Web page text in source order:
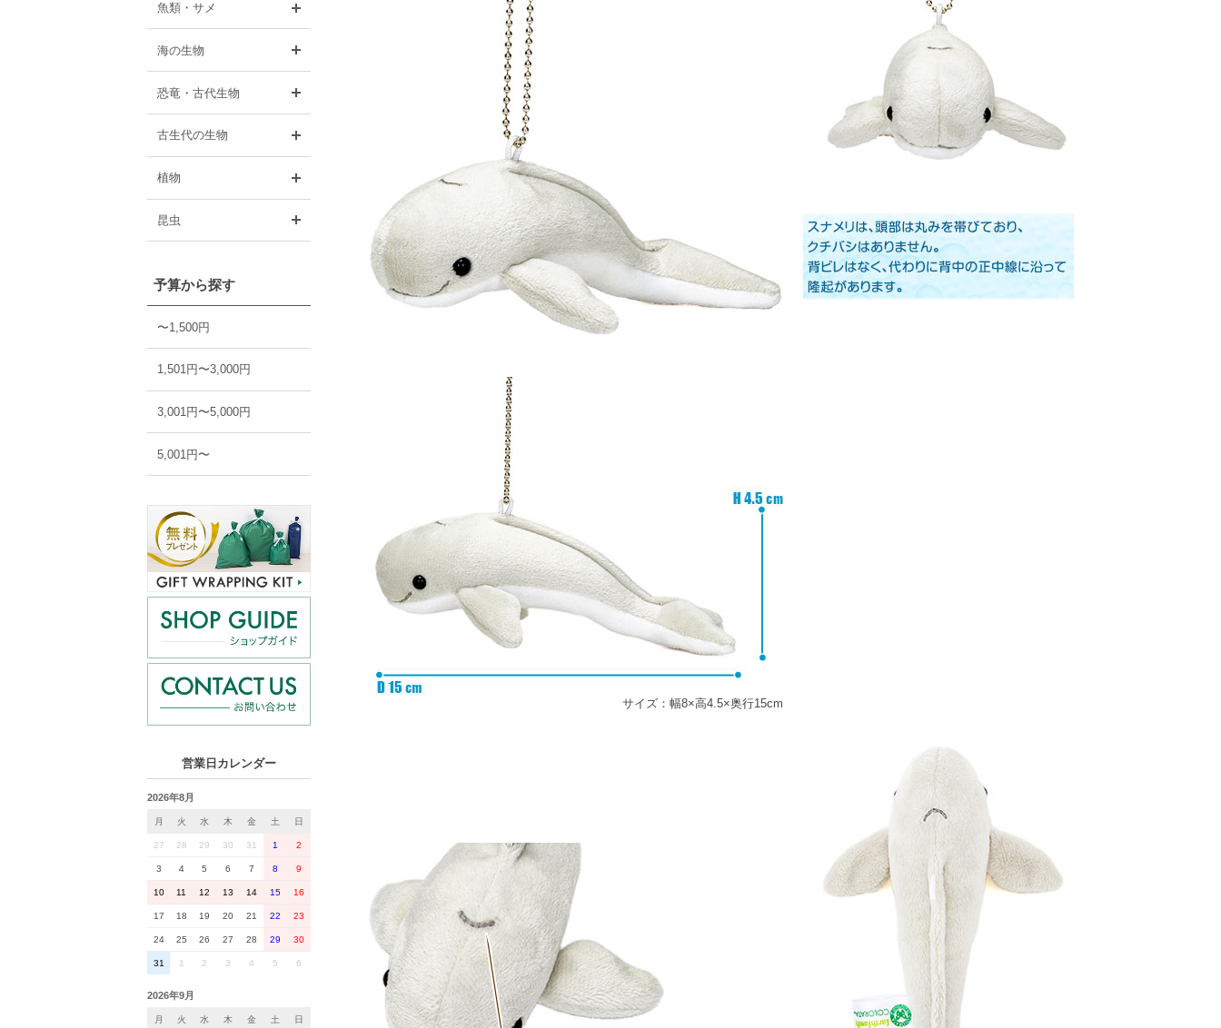
魚類・サメ
海の生物
恐竜・古代生物
古生代の生物
植物
昆虫
予算から探す
〜1,500円
1,501円〜3,000円
3,001円〜5,000円
5,001円〜
営業日カレンダー
2026年8月
月 火 水 木 金 土 日
27 28 29 30 31 1 2
3 4 5 6 7 8 9
10 11 12 13 14 15 16
17 18 19 20 21 22 23
24 25 26 27 28 29 30
31 1 2 3 4 5 6
2026年9月
月 火 水 木 金 土 日
サイズ：幅8×高4.5×奥行15cm